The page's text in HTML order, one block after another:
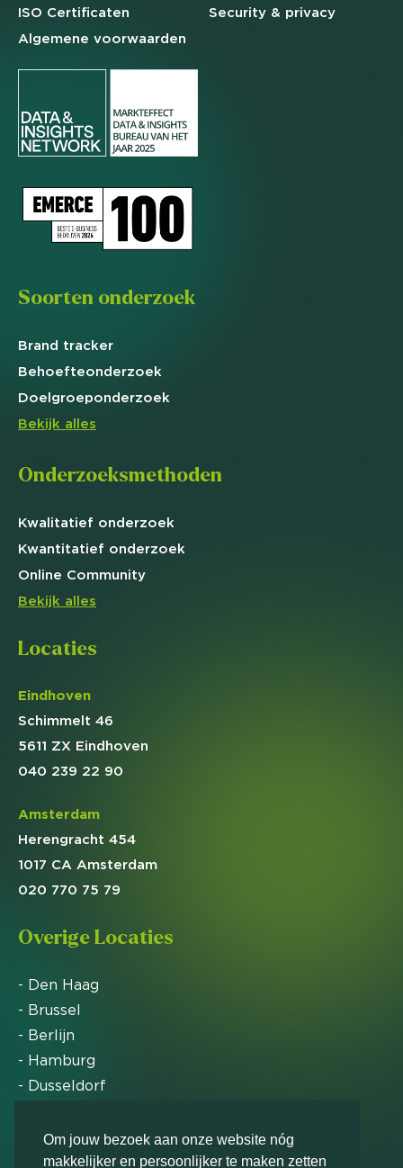
Om jouw bezoek aan onze website nóg
makkelijker en persoonlijker te maken zetten
ISO Certificaten
Algemene voorwaarden
Security & privacy
Soorten onderzoek
Brand tracker
Behoefteonderzoek
Doelgroeponderzoek
Bekijk alles
Onderzoeksmethoden
Kwalitatief onderzoek
Kwantitatief onderzoek
Online Community
Bekijk alles
Locaties
Eindhoven
Schimmelt 46
5611 ZX Eindhoven
040 239 22 90
Amsterdam
Herengracht 454
1017 CA Amsterdam
020 770 75 79
Overige Locaties
- Den Haag
- Brussel
- Berlijn
- Hamburg
- Dusseldorf